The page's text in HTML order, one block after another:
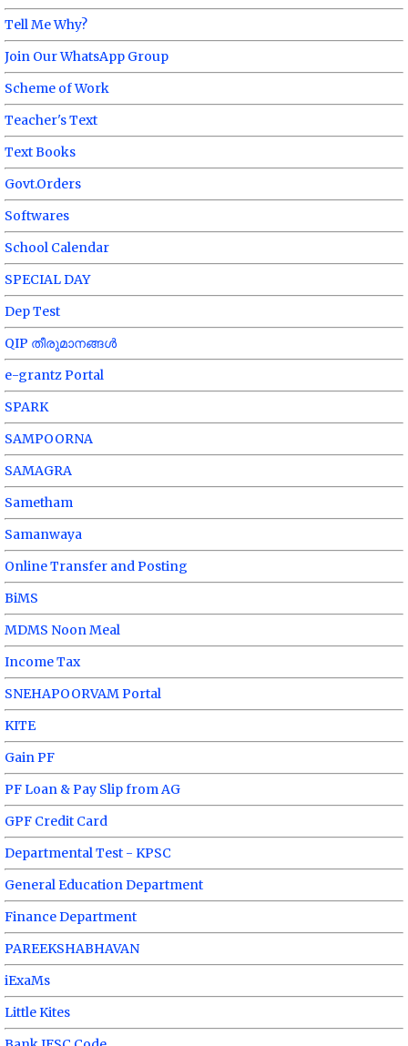
Tell Me Why?
Join Our WhatsApp Group
Scheme of Work
Teacher's Text
Text Books
Govt.Orders
Softwares
School Calendar
SPECIAL DAY
Dep Test
QIP തീരുമാനങ്ങൾ
e-grantz Portal
SPARK
SAMPOORNA
SAMAGRA
Sametham
Samanwaya
Online Transfer and Posting
BiMS
MDMS Noon Meal
Income Tax
SNEHAPOORVAM Portal
KITE
Gain PF
PF Loan & Pay Slip from AG
GPF Credit Card
Departmental Test - KPSC
General Education Department
Finance Department
PAREEKSHABHAVAN
iExaMs
Little Kites